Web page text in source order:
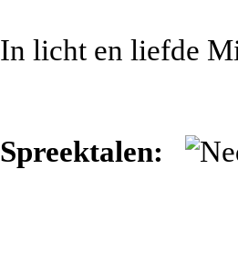
In licht en liefde
Spreektalen: